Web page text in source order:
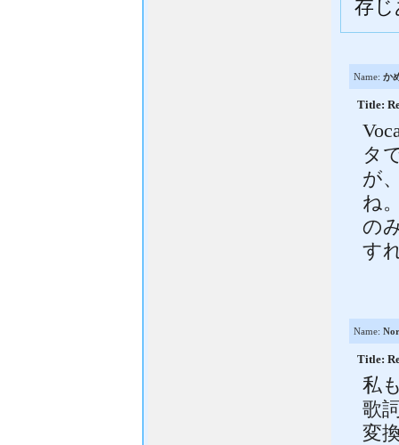
存
Name: か
Title:
タ
が
ね
の
す
Name:
Title:
私
歌
変